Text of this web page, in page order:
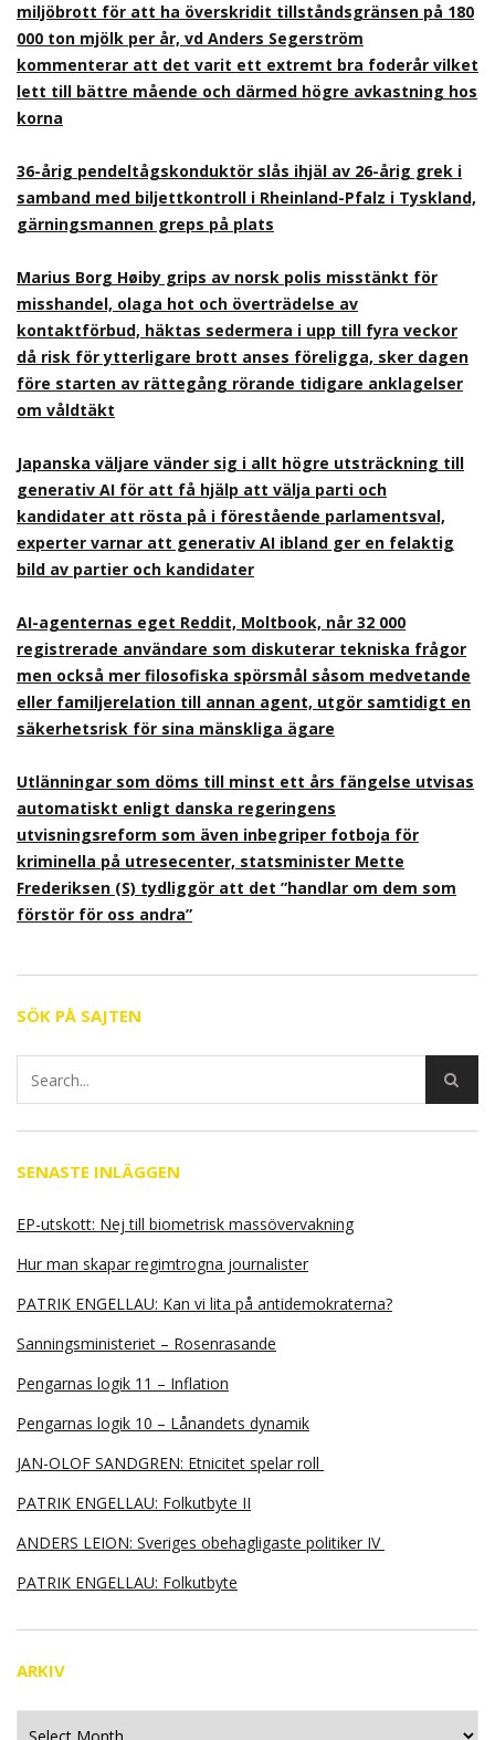
miljöbrott för att ha överskridit tillståndsgränsen på 180
000 ton mjölk per år, vd Anders Segerström
kommenterar att det varit ett extremt bra foderår vilket
lett till bättre mående och därmed högre avkastning hos
korna
36-årig pendeltågskonduktör slås ihjäl av 26-årig grek i
samband med biljettkontroll i Rheinland-Pfalz i Tyskland,
gärningsmannen greps på plats
Marius Borg Høiby grips av norsk polis misstänkt för
misshandel, olaga hot och överträdelse av
kontaktförbud, häktas sedermera i upp till fyra veckor
då risk för ytterligare brott anses föreligga, sker dagen
före starten av rättegång rörande tidigare anklagelser
om våldtäkt
Japanska väljare vänder sig i allt högre utsträckning till
generativ AI för att få hjälp att välja parti och
kandidater att rösta på i förestående parlamentsval,
experter varnar att generativ AI ibland ger en felaktig
bild av partier och kandidater
AI-agenternas eget Reddit, Moltbook, når 32 000
registrerade användare som diskuterar tekniska frågor
men också mer filosofiska spörsmål såsom medvetande
eller familjerelation till annan agent, utgör samtidigt en
säkerhetsrisk för sina mänskliga ägare
Utlänningar som döms till minst ett års fängelse utvisas
automatiskt enligt danska regeringens
utvisningsreform som även inbegriper fotboja för
kriminella på utresecenter, statsminister Mette
Frederiksen (S) tydliggör att det ”handlar om dem som
förstör för oss andra”
SÖK PÅ SAJTEN
SENASTE INLÄGGEN
EP-utskott: Nej till biometrisk massövervakning
Hur man skapar regimtrogna journalister
PATRIK ENGELLAU: Kan vi lita på antidemokraterna?
Sanningsministeriet – Rosenrasande
Pengarnas logik 11 – Inflation
Pengarnas logik 10 – Lånandets dynamik
JAN-OLOF SANDGREN: Etnicitet spelar roll
PATRIK ENGELLAU: Folkutbyte II
ANDERS LEION: Sveriges obehagligaste politiker IV
PATRIK ENGELLAU: Folkutbyte
ARKIV